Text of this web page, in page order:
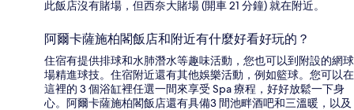
此飯店沒有賭場，但西奈大賭場 (開車 21 分鐘) 就在附近。
阿爾卡薩施柏閣飯店和附近有什麼好看好玩的？
住宿有提供排球和水肺潛水等趣味活動，您也可以到附設的網球
場精進球技。住宿附近還有其他娛樂活動，例如籃球。您可以在
這裡的 3 個浴缸裡任選一間來享受 Spa 療程，好好放鬆一下身
心。阿爾卡薩施柏閣飯店還有具備3 間池畔酒吧和三溫暖，以及